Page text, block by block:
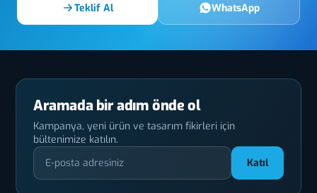
Teklif Al
WhatsApp
Aramada bir adım önde ol
Kampanya, yeni ürün ve tasarım fikirleri için
bültenimize katılın.
Katıl